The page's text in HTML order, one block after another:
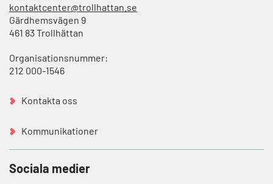
kontaktcenter@trollhattan.se
Gärdhemsvägen 9
461 83 Trollhättan
Organisationsnummer:
212 000-1546
Kontakta oss
Kommunikationer
Sociala medier